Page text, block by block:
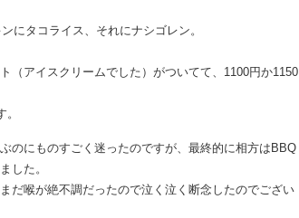
にタコライス、それにナシゴレン。
（アイスクリームでした）がついてて、1100円か1150
のにものすごく迷ったのですが、最終的に相方はBBQ
した。
だ喉が絶不調だったので泣く泣く断念したのでござい